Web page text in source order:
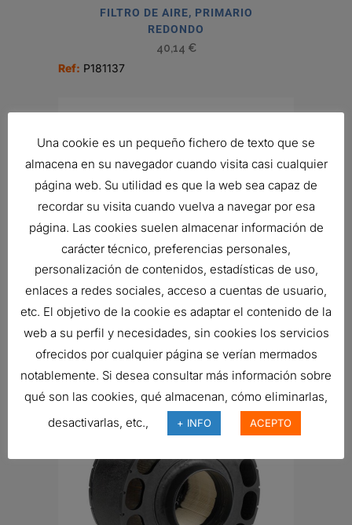
FILTRO DE AIRE, PRIMARIO
REDONDO
40,14 €
Ref: P181137
FILTRO DONALDSON
231,30
€
Ref: B100121
Una cookie es un pequeño fichero de texto que se
almacena en su navegador cuando visita casi cualquier
página web. Su utilidad es que la web sea capaz de
recordar su visita cuando vuelva a navegar por esa
página. Las cookies suelen almacenar información de
carácter técnico, preferencias personales,
personalización de contenidos, estadísticas de uso,
enlaces a redes sociales, acceso a cuentas de usuario,
etc. El objetivo de la cookie es adaptar el contenido de la
web a su perfil y necesidades, sin cookies los servicios
ofrecidos por cualquier página se verían mermados
notablemente. Si desea consultar más información sobre
qué son las cookies, qué almacenan, cómo eliminarlas,
desactivarlas, etc.,
+ INFO ACEPTO